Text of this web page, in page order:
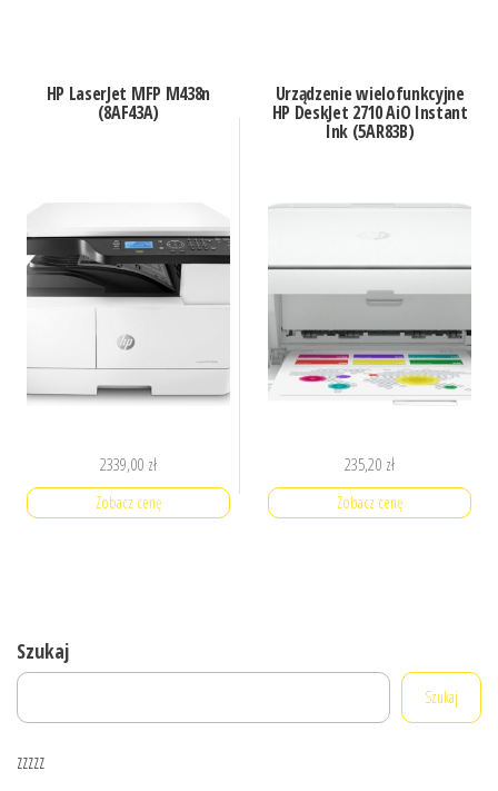
HP LaserJet MFP M438n
(8AF43A)
2339,00 zł
Zobacz cenę
Urządzenie wielofunkcyjne
HP DeskJet 2710 AiO Instant
Ink (5AR83B)
235,20 zł
Zobacz cenę
Szukaj
Szukaj
zzzzz